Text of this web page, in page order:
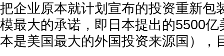
把企业原本就计划宣布的投资重新包
模最大的承诺，即日本提出的5500
本是美国最大的外国投资来源国），